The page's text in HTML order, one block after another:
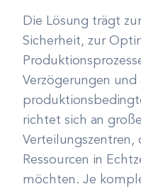
Die Lösung trägt
Sicherheit, zur
Verzögerungen und
richtet sich an
Verteilungszentren,
Ressourcen in
möchten. Je